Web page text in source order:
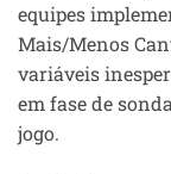
equipes
Mais/Menos
variáveis
em fase de
jogo.